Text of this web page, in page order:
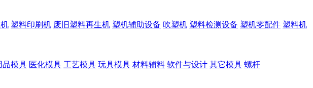
塑料印刷机 废旧塑料再生机 塑机辅助设备 吹塑机 塑料检测设备 塑机零配件 塑料机
品模具 医化模具 工艺模具 玩具模具 材料辅料 软件与设计 其它模具 螺杆